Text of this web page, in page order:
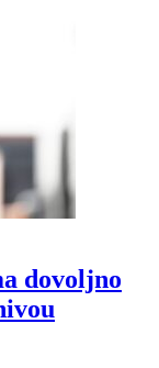
dovoljno